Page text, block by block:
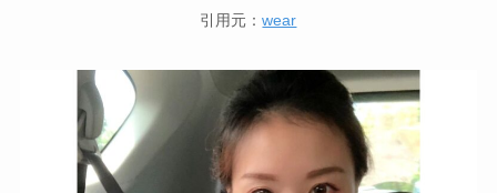
引用元：wear